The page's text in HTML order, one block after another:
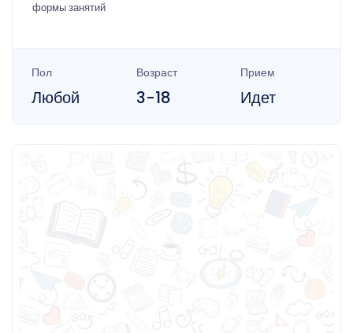
формы занятий
Пол
Любой
Возраст
3-18
Прием
Идет